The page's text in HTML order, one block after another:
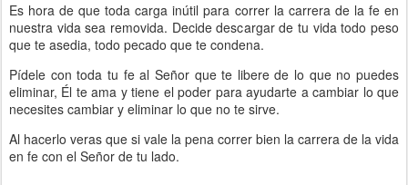
Es hora de que toda carga inútil para correr la carrera de la fe en
nuestra vida sea removida. Decide descargar de tu vida todo peso
que te asedia, todo pecado que te condena.
Pídele con toda tu fe al Señor que te libere de lo que no puedes
eliminar, Él te ama y tiene el poder para ayudarte a cambiar lo que
necesites cambiar y eliminar lo que no te sirve.
Al hacerlo veras que si vale la pena correr bien la carrera de la vida
en fe con el Señor de tu lado.